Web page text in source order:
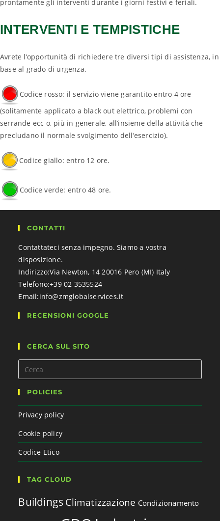
prontamente gli interventi durante i giorni festivi e feriali.
INTERVENTI E TEMPISTICHE
Avrete l’opportunità di richiedere tre diversi tipi di assistenza, in
base al grado di urgenza.
Codice rosso: il servizio viene garantito entro 4 ore
(solitamente applicato a black out elettrico, problemi con
serrande ecc o, più in generale, all’insieme della attività che
precludano il normale svolgimento dell’esercizio).
Codice giallo: entro 12 ore.
Codice verde: entro 48 ore.
CONTATTI
Contattateci senza impegno. Siamo a vostra
disposizione.
Indirizzo:Via Newton, 14 20016 Pero (MI) Italy
Telefono:+39 02 3535524
Email:info@zmglobalservices.it
RECENSIONI GOOGLE
CERCA SUL SITO
POLICIES
Privacy policy
Cookie policy
Codice Etico
TAG CLOUD
Buildings Climatizzazione Condizionamento